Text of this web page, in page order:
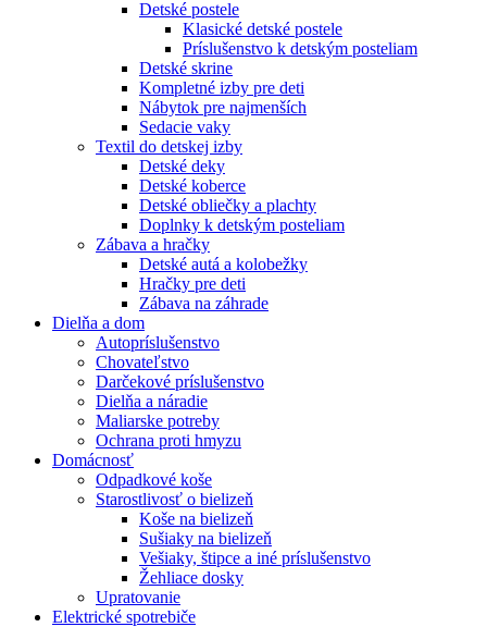
Detské postele
Klasické detské postele
Príslušenstvo k detským posteliam
Detské skrine
Kompletné izby pre deti
Nábytok pre najmenších
Sedacie vaky
Textil do detskej izby
Detské deky
Detské koberce
Detské obliečky a plachty
Doplnky k detským posteliam
Zábava a hračky
Detské autá a kolobežky
Hračky pre deti
Zábava na záhrade
Dielňa a dom
Autopríslušenstvo
Chovateľstvo
Darčekové príslušenstvo
Dielňa a náradie
Maliarske potreby
Ochrana proti hmyzu
Domácnosť
Odpadkové koše
Starostlivosť o bielizeň
Koše na bielizeň
Sušiaky na bielizeň
Vešiaky, štipce a iné príslušenstvo
Žehliace dosky
Upratovanie
Elektrické spotrebiče